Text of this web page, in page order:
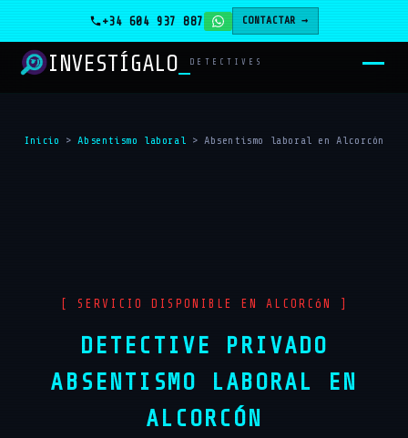
+34 604 937 887 CONTACTAR →
INVESTÍGALO DETECTIVES
Inicio >Absentismo laboral >Absentismo laboral en Alcorcón
[ SERVICIO DISPONIBLE EN ALCORCóN ]
DETECTIVE PRIVADO
ABSENTISMO LABORAL EN
ALCORCÓN